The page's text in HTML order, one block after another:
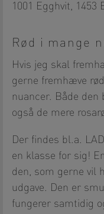
1001 Egghvit, 1453
Rød i mange
Hvis jeg skal
gerne fremhæve
nuancer. Både
også de mere
Der findes bl.a.
en klasse for sig!
den, som gerne vil
udgave. Den er
fungerer samtidig